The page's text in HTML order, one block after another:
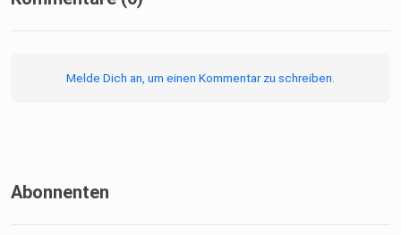
Melde Dich an, um einen Kommentar zu schreiben.
Abonnenten